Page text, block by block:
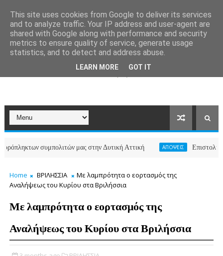
συμπολιτών μας στην Δυτική Αττική ΑΠΟΨΕΙΣ Επιστολή
Home ΒΡΙΛΗΣΣΙΑ
Με λαμπρότητα ο εορτασμός της
Αναλήψεως του Κυρίου στα Βριλήσσια
Με λαμπρότητα ο εορτασμός της
Αναλήψεως του Κυρίου στα Βριλήσσια
This site uses cookies from Google to deliver its services
and to analyze traffic. Your IP address and user-agent are
shared with Google along with performance and security
metrics to ensure quality of service, generate usage
statistics, and to detect and address abuse.
LEARN MORE GOT IT